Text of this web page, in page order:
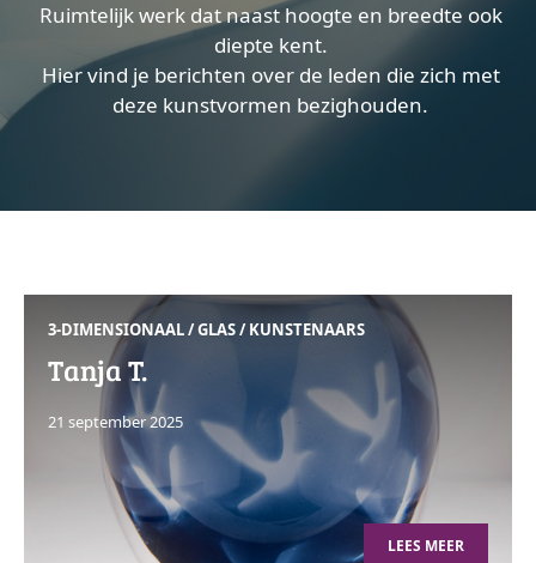
Ruimtelijk werk dat naast hoogte en breedte ook
diepte kent.
Hier vind je berichten over de leden die zich met
deze kunstvormen bezighouden.
3-DIMENSIONAAL/GLAS/KUNSTENAARS
Tanja T.
21 september 2025
LEES MEER